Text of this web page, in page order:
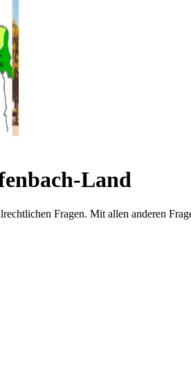
Land
Fragen. Mit allen anderen